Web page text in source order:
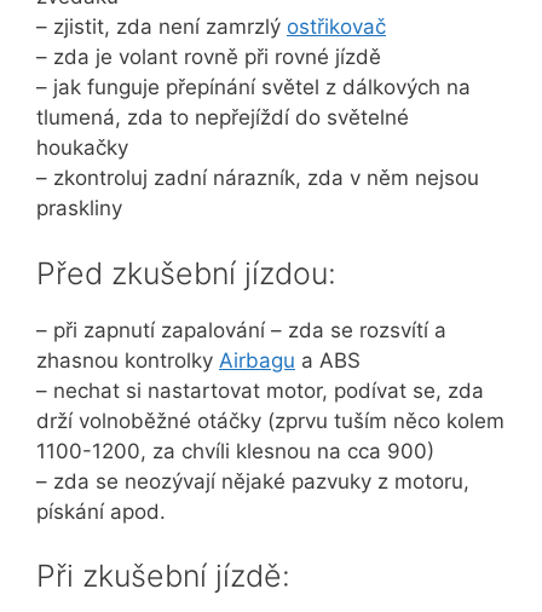
– zjistit, zda není zamrzlý ostřikovač
– zda je volant rovně při rovné jízdě
– jak funguje přepínání světel z dálkových na
tlumená, zda to nepřejíždí do světelné
houkačky
– zkontroluj zadní nárazník, zda v něm nejsou
praskliny
Před zkušební jízdou:
– při zapnutí zapalování – zda se rozsvítí a
zhasnou kontrolky Airbagu a ABS
– nechat si nastartovat motor, podívat se, zda
drží volnoběžné otáčky (zprvu tuším něco kolem
1100-1200, za chvíli klesnou na cca 900)
– zda se neozývají nějaké pazvuky z motoru,
pískání apod.
Při zkušební jízdě: